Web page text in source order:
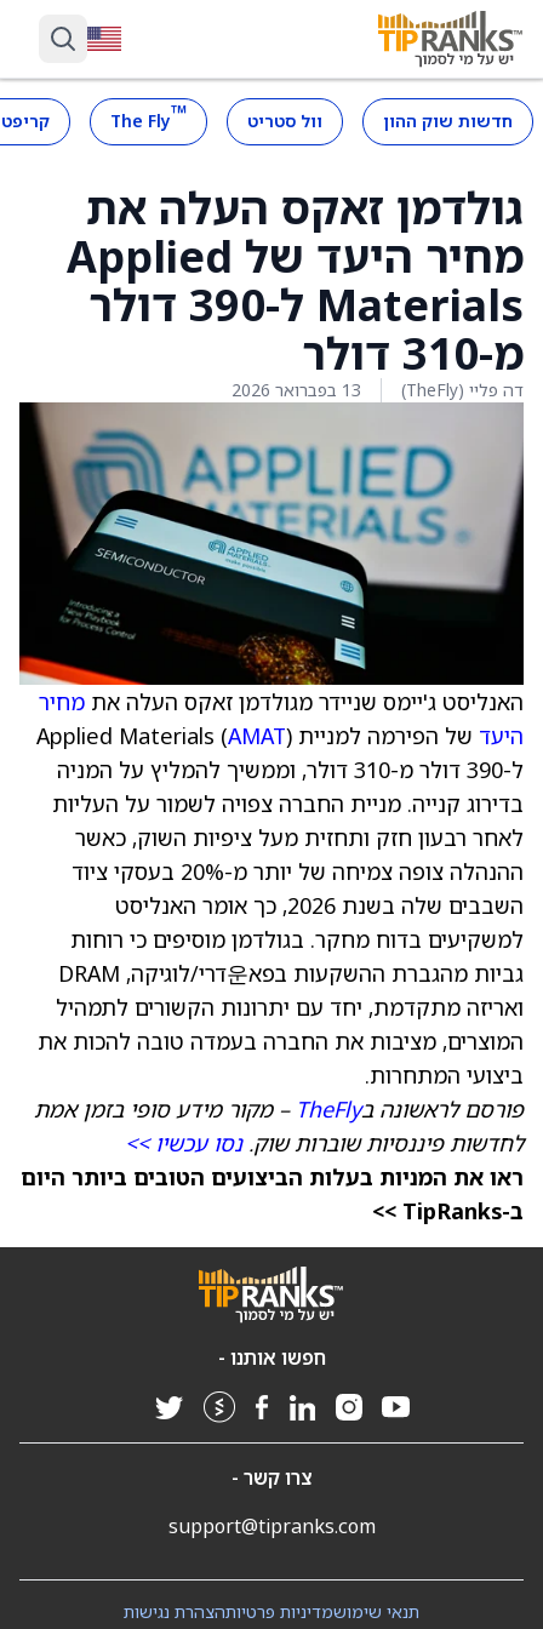
חדשות שוק ההון וול סטריט ™
The Fly
גולדמן זאקס העלה את
מחיר היעד של Applied
Materials ל-390 דולר
מ-310 דולר
דה פליי (TheFly) 13 בפברואר 2026
האנליסט ג'יימס שניידר מגולדמן זאקס העלה את מחיר
היעד של הפירמה למניית Applied Materials ( AMAT)
ל-390 דולר מ-310 דולר, וממשיך להמליץ על המניה
בדירוג קנייה. מניית החברה צפויה לשמור על העליות
לאחר רבעון חזק ותחזית מעל ציפיות השוק, כאשר
ההנהלה צופה צמיחה של יותר מ-20% בעסקי ציוד
השבבים שלה בשנת 2026, כך אומר האנליסט
למשקיעים בדוח מחקר. בגולדמן מוסיפים כי רוחות
גביות מהגברת ההשקעות בפא운דרי/לוגיקה, DRAM
ואריזה מתקדמת, יחד עם יתרונות הקשורים לתמהיל
המוצרים, מציבות את החברה בעמדה טובה להכות את
ביצועי המתחרות.
פורסם לראשונה בTheFly – מקור מידע סופי בזמן אמת
לחדשות פיננסיות שוברות שוק.נסו עכשיו >>
ראו את המניות בעלות הביצועים הטובים ביותר היום
ב-TipRanks >>
חפשו אותנו -
צרו קשר -
support@tipranks.com
הצהרת נגישותמדיניות פרטיותתנאי שימוש